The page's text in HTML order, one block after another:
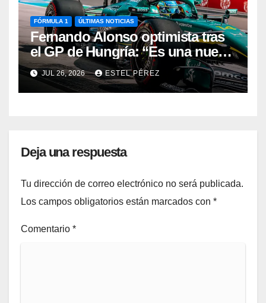
FÓRMULA 1 ÚLTIMAS NOTICIAS
Fernando Alonso optimista tras
el GP de Hungría: “Es una nueva
base con la que trabajar”
JUL 26, 2026 ESTEL PÉREZ
Deja una respuesta
Tu dirección de correo electrónico no será publicada.
Los campos obligatorios están marcados con *
Comentario *